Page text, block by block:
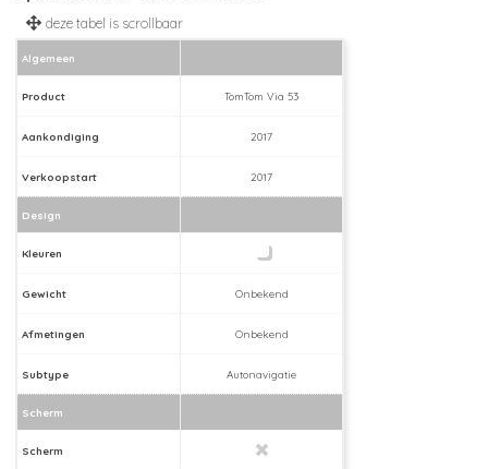
Algemeen
Product TomTom Via 53
Aankondiging 2017
Verkoopstart 2017
Design
Kleuren
Gewicht Onbekend
Afmetingen Onbekend
Subtype Autonavigatie
Scherm
Scherm